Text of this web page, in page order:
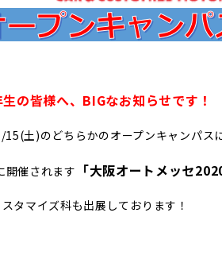
の皆様へ、BIGなお知らせです！
土)のどちらかのオープンキャンパス
開催されます 「大阪オートメッセ
タマイズ科も出展しております！